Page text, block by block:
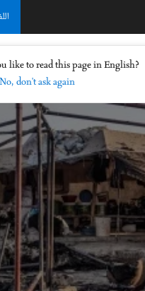
في خطر: دعوة إلى
like to read this page in English?
No, don't ask again